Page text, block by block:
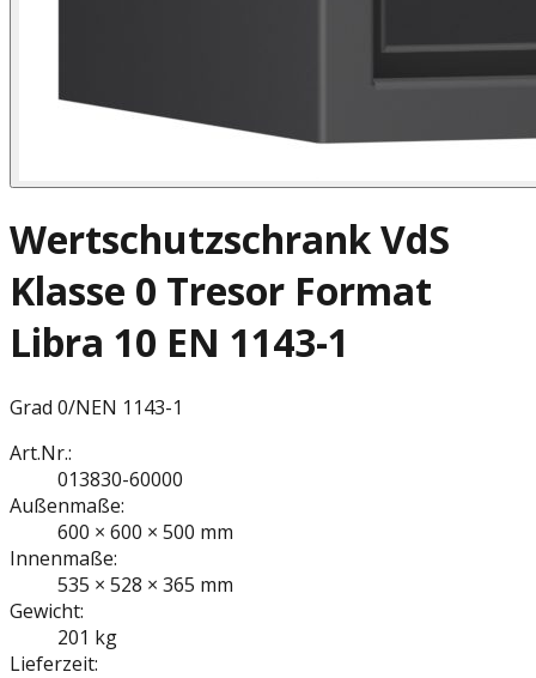
Wertschutzschrank VdS
Klasse 0 Tresor Format
Libra 10 EN 1143-1
Grad 0/NEN 1143-1
Art.Nr.:
013830-60000
Außenmaße:
600 × 600 × 500 mm
Innenmaße:
535 × 528 × 365 mm
Gewicht:
201 kg
Lieferzeit: